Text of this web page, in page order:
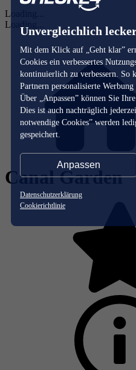
Unvergleichlich
Mit dem Klick auf „Geht klar”
Cookies ein verbessertes
kontinuierlich zu verbessern. So
Partnern personalisierte Werbung
Über „Anpassen” können Sie
Dies ist auch nachträglich
notwendige Cookies” werden
gespeichert.
Anpassen
Datenschutzerklärung
Cookierichtlinie
Loading...
Loading...
Canal Garden